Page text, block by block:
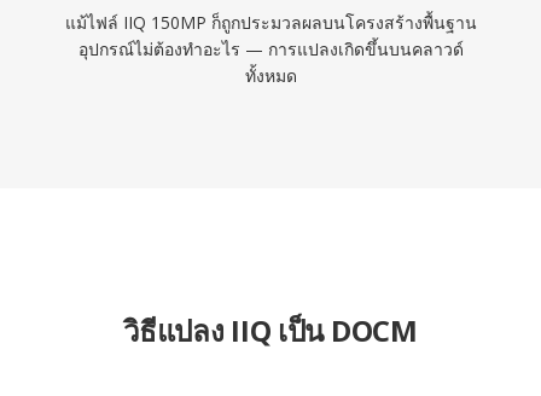
แม้ไฟล์ IIQ 150MP ก็ถูกประมวลผลบนโครงสร้างพื้นฐาน
อุปกรณ์ไม่ต้องทำอะไร — การแปลงเกิดขึ้นบนคลาวด์
ทั้งหมด
วิธีแปลง IIQ เป็น DOCM